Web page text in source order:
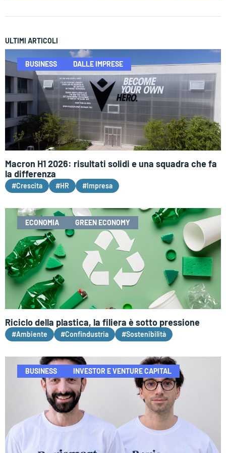
ULTIMI ARTICOLI
BUSINESS DALLE IMPRESE
Macron H1 2026: risultati solidi e una squadra che fa
la differenza
#Crescita #HR #Impresa
ECONOMIA GREEN ECONOMY
Riciclo della plastica, la filiera è sotto pressione
#Ambiente #Confindustria #Sostenibilità
BUSINESS INVESTOR E VENTURE CAPITAL